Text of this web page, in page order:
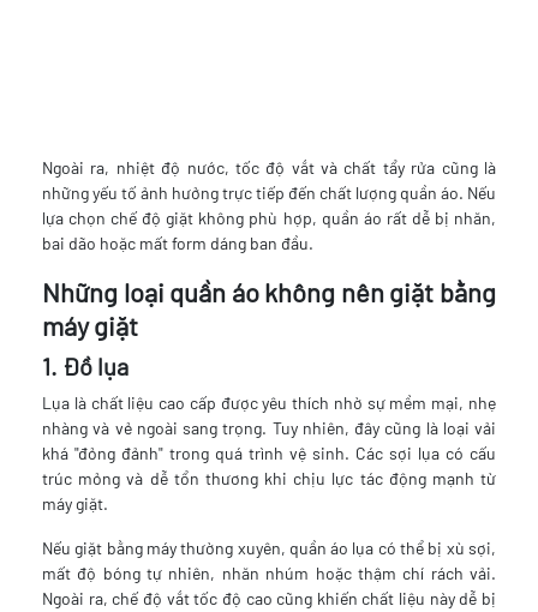
Ngoài ra, nhiệt độ nước, tốc độ vắt và chất tẩy rửa cũng là
những yếu tố ảnh hưởng trực tiếp đến chất lượng quần áo. Nếu
lựa chọn chế độ giặt không phù hợp, quần áo rất dễ bị nhăn,
bai dão hoặc mất form dáng ban đầu.
Những loại quần áo không nên giặt bằng
máy giặt
1. Đồ lụa
Lụa là chất liệu cao cấp được yêu thích nhờ sự mềm mại, nhẹ
nhàng và vẻ ngoài sang trọng. Tuy nhiên, đây cũng là loại vải
khá "đỏng đảnh" trong quá trình vệ sinh. Các sợi lụa có cấu
trúc mỏng và dễ tổn thương khi chịu lực tác động mạnh từ
máy giặt.
Nếu giặt bằng máy thường xuyên, quần áo lụa có thể bị xù sợi,
mất độ bóng tự nhiên, nhăn nhúm hoặc thậm chí rách vải.
Ngoài ra, chế độ vắt tốc độ cao cũng khiến chất liệu này dễ bị